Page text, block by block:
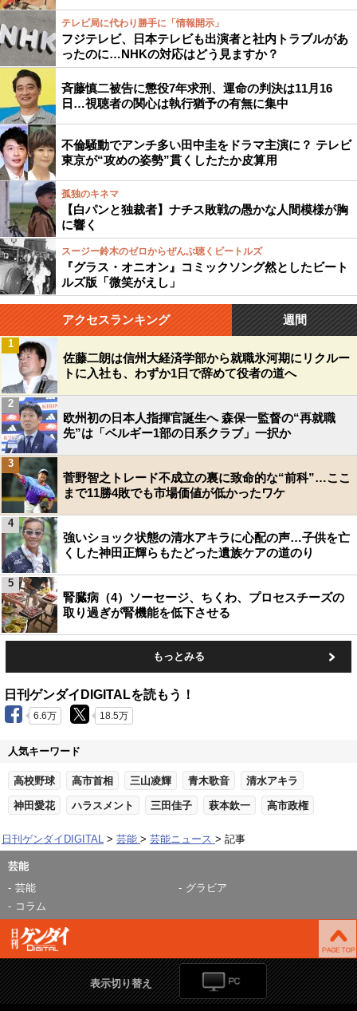
テレビ局に代わり勝手に「情報開示」
フジテレビ、日本テレビも出演者と社内トラブルがあ
ったのに…NHKの対応はどう見ますか？
斉藤慎二被告に懲役7年求刑、運命の判決は11月16
日…視聴者の関心は執行猶予の有無に集中
不倫騒動でアンチ多い田中圭をドラマ主演に？ テレビ
東京が“攻めの姿勢”貫くしたたか皮算用
孤独のキネマ
【白パンと独裁者】ナチス敗戦の愚かな人間模様が胸
に響く
スージー鈴木のゼロからぜんぶ聴くビートルズ
『グラス・オニオン』コミックソング然としたビート
ルズ版「微笑がえし」
アクセスランキング 週間
佐藤二朗は信州大経済学部から就職氷河期にリクルー
トに入社も、わずか1日で辞めて役者の道へ
1
欧州初の日本人指揮官誕生へ 森保一監督の“再就職
先”は「ベルギー1部の日系クラブ」一択か
2
菅野智之トレード不成立の裏に致命的な“前科”…ここ
まで11勝4敗でも市場価値が低かったワケ
3
強いショック状態の清水アキラに心配の声…子供を亡
くした神田正輝らもたどった遺族ケアの道のり
4
腎臓病（4）ソーセージ、ちくわ、プロセスチーズの
取り過ぎが腎機能を低下させる
5
もっとみる
日刊ゲンダイDIGITALを読もう！
6.6万 18.5万
人気キーワード
高校野球 高市首相 三山凌輝 青木歌音 清水アキラ
神田愛花 ハラスメント 三田佳子 萩本欽一 高市政権
日刊ゲンダイDIGITAL 芸能 芸能ニュース 記事
芸能
芸能
グラビア
コラム
表示切り替え